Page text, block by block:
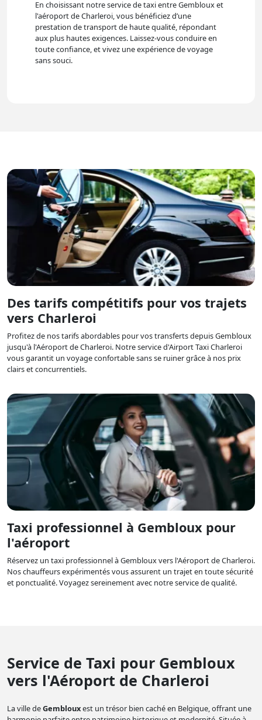
En choisissant notre service de taxi entre Gembloux et
l'aéroport de Charleroi, vous bénéficiez d’une
prestation de transport de haute qualité, répondant
aux plus hautes exigences. Laissez-vous conduire en
toute confiance, et vivez une expérience de voyage
sans souci.
Des tarifs compétitifs pour vos trajets
vers Charleroi
Profitez de nos tarifs abordables pour vos transferts depuis Gembloux
jusqu'à l'Aéroport de Charleroi. Notre service d'Airport Taxi Charleroi
vous garantit un voyage confortable sans se ruiner grâce à nos prix
clairs et concurrentiels.
Taxi professionnel à Gembloux pour
l'aéroport
Réservez un taxi professionnel à Gembloux vers l'Aéroport de Charleroi.
Nos chauffeurs expérimentés vous assurent un trajet en toute sécurité
et ponctualité. Voyagez sereinement avec notre service de qualité.
Service de Taxi pour Gembloux
vers l'Aéroport de Charleroi
La ville deGemblouxest un trésor bien caché en Belgique, offrant une